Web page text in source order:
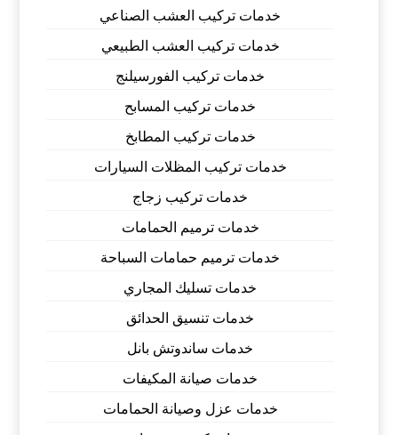
خدمات تركيب العشب الصناعي
خدمات تركيب العشب الطبيعي
خدمات تركيب الفورسيلنج
خدمات تركيب المسابح
خدمات تركيب المطابخ
خدمات تركيب المظلات السيارات
خدمات تركيب زجاج
خدمات ترميم الحمامات
خدمات ترميم حمامات السباحة
خدمات تسليك المجاري
خدمات تنسيق الحدائق
خدمات ساندوتش بانل
خدمات صيانة المكيفات
خدمات عزل وصيانة الحمامات